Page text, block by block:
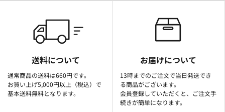
送料について
通常商品の送料は660円です。
お買い上げ5,000円以上（税込）で
基本送料無料となります。
お届けについて
13時までのご注文で当日発送でき
る商品がございます。
会員登録していただくと、ご注文手
続きが簡単になります。